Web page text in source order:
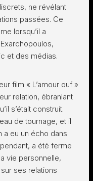
ne révélant
passées. Ce
lorsqu’il a
et des médias.
film « L’amour ouf »
relation, ébranlant
s’était construit.
de tournage, et il
a eu un écho dans
a été ferme
vie personnelle,
ses relations